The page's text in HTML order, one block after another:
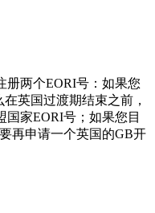
册两个EORI号：如果您
英国过渡期结束之前，
家EORI号；如果您目
再申请一个英国的GB开